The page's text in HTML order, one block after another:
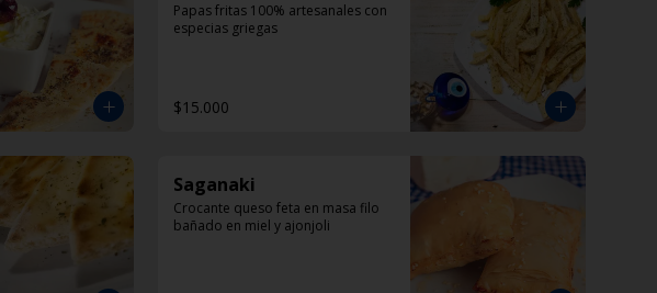
Papas fritas 100% artesanales con
especias griegas
$15.000
Saganaki
Crocante queso feta en masa filo
bañado en miel y ajonjoli